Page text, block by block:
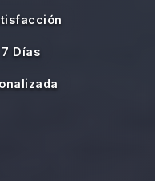
Días